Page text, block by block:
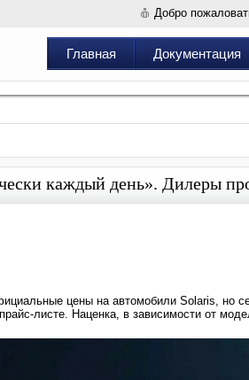
Добро
Главная Документация
каждый день». Дилеры
цены на автомобили Solaris, но
листе. Наценка, в зависимости от